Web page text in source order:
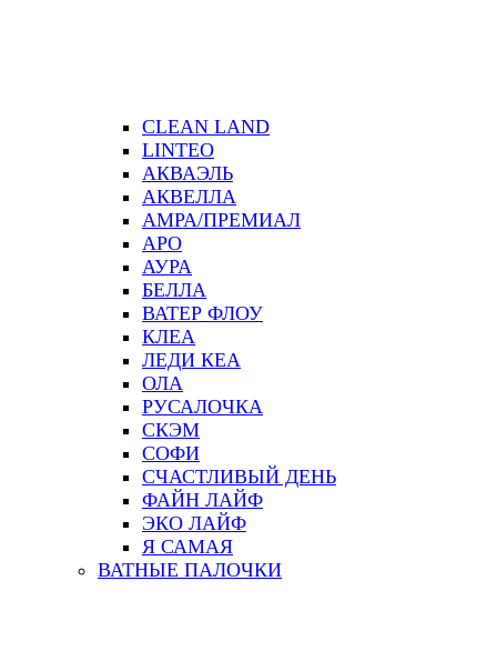
CLEAN LAND
LINTEO
АКВАЭЛЬ
АКВЕЛЛА
АМРА/ПРЕМИАЛ
АРО
АУРА
БЕЛЛА
ВАТЕР ФЛОУ
КЛЕА
ЛЕДИ КЕА
ОЛА
РУСАЛОЧКА
СКЭМ
СОФИ
СЧАСТЛИВЫЙ ДЕНЬ
ФАЙН ЛАЙФ
ЭКО ЛАЙФ
Я САМАЯ
ВАТНЫЕ ПАЛОЧКИ